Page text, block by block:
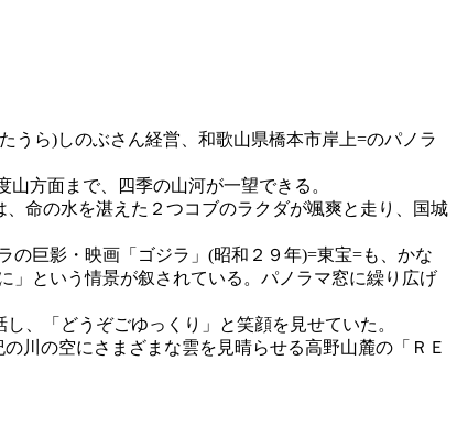
ら)しのぶさん経営、和歌山県橋本市岸上=のパノラ
方面まで、四季の山河が一望できる。
命の水を湛えた２つコブのラクダが颯爽と走り、国城
の巨影・映画「ゴジラ」(昭和２９年)=東宝=も、かな
」という情景が叙されている。パノラマ窓に繰り広げ
、「どうぞごゆっくり」と笑顔を見せていた。
川の空にさまざまな雲を見晴らせる高野山麓の「ＲＥ